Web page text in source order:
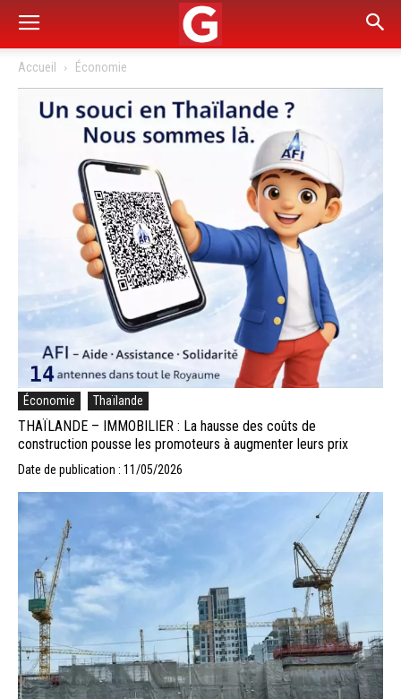
Accueil Économie
Économie Thaïlande
THAÏLANDE – IMMOBILIER : La hausse des coûts de
construction pousse les promoteurs à augmenter leurs prix
Date de publication : 11/05/2026